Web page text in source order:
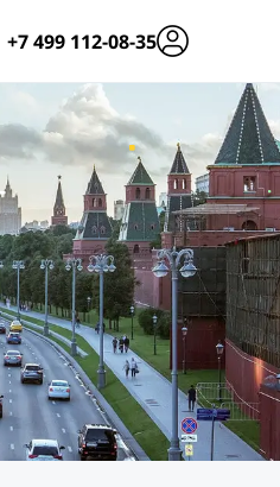
+7 499 112-08-35